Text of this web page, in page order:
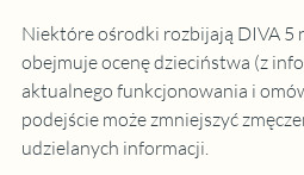
Niektóre ośrodki rozbijają DIVA 5
obejmuje ocenę dzieciństwa (z
aktualnego funkcjonowania i
podejście może zmniejszyć
udzielanych informacji.